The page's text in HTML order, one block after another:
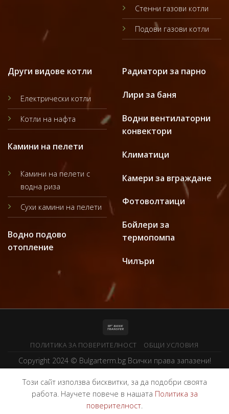
Стенни газови котли
Подови газови котли
Други видове котли
Електрически котли
Котли на нафта
Камини на пелети
Камини на пелети с
водна риза
Сухи камини на пелети
Водно подово
отопление
Радиатори за парно
Лири за баня
Водни вентилаторни
конвектори
Климатици
Камери за вграждане
Фотоволтаици
Бойлери за
термопомпа
Чилъри
ПОЛИТИКА ЗА ПОВЕРИТЕЛНОСТ ОБЩИ УСЛОВИЯ
Copyright 2024 © Bulgarterm.bgВсички права запазени!
Този сайт използва бисквитки, за да подобри своята
работа. Научете повече в нашата Политика за
поверителност.